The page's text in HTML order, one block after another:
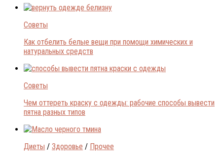
Советы
Как отбелить белые вещи при помощи химических и
натуральных средств
Советы
Чем оттереть краску с одежды: рабочие способы вывести
пятна разных типов
Диеты / Здоровье / Прочее